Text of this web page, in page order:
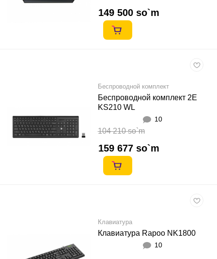
149 500 so`m
Беспроводной комплект
Беспроводной комплект 2E
KS210 WL
10
104 210 so`m
159 677 so`m
Клавиатура
Клавиатура Rapoo NK1800
10